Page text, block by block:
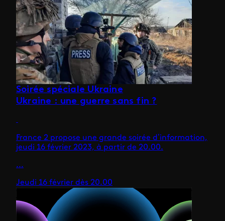
Soirée spéciale Ukraine
Ukraine : une guerre sans fin ?
France 2 propose une grande soirée d’information,
jeudi 16 février 2023, à partir de 20.00.
...
Jeudi 16 février dès 20.00